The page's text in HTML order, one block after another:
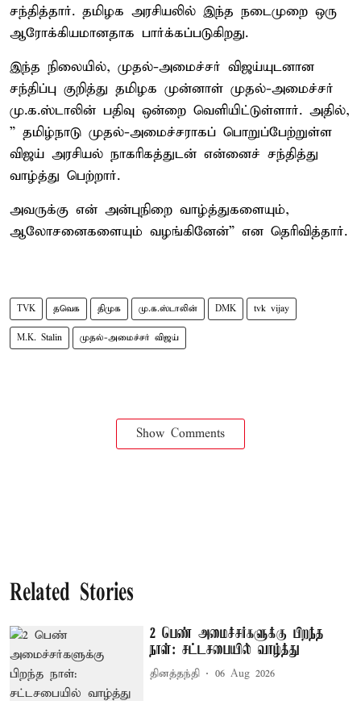
சந்தித்தார். தமிழக அரசியலில் இந்த நடைமுறை ஒரு
ஆரோக்கியமானதாக பார்க்கப்படுகிறது.
இந்த நிலையில், முதல்-அமைச்சர் விஜய்யுடனான
சந்திப்பு குறித்து தமிழக முன்னாள் முதல்-அமைச்சர்
மு.க.ஸ்டாலின் பதிவு ஒன்றை வெளியிட்டுள்ளார். அதில்,
” தமிழ்நாடு முதல்-அமைச்சராகப் பொறுப்பேற்றுள்ள
விஜய் அரசியல் நாகரிகத்துடன் என்னைச் சந்தித்து
வாழ்த்து பெற்றார்.
அவருக்கு என் அன்புநிறை வாழ்த்துகளையும்,
ஆலோசனைகளையும் வழங்கினேன்” என தெரிவித்தார்.
TVK தவெக திமுக மு.க.ஸ்டாலின் DMK tvk vijay
M.K. Stalin முதல்-அமைச்சர் விஜய்
Show Comments
Related Stories
2 பெண் அமைச்சர்களுக்கு பிறந்த
நாள்: சட்டசபையில் வாழ்த்து
தினத்தந்தி 06 Aug 2026